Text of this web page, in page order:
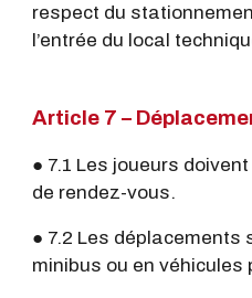
respect du
l’entrée du local
Article 7 –
● 7.1 Les joueurs
de rendez-vous.
● 7.2 Les déplacements
minibus ou en véhicules